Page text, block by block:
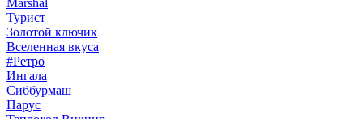
Marshal
Турист
Золотой ключик
Вселенная вкуса
#Ретро
Ингала
Сиббурмаш
Парус